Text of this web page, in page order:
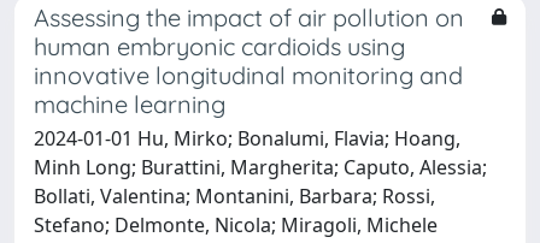
Assessing the impact of air pollution on
human embryonic cardioids using
innovative longitudinal monitoring and
machine learning
2024-01-01 Hu, Mirko; Bonalumi, Flavia; Hoang,
Minh Long; Burattini, Margherita; Caputo, Alessia;
Bollati, Valentina; Montanini, Barbara; Rossi,
Stefano; Delmonte, Nicola; Miragoli, Michele